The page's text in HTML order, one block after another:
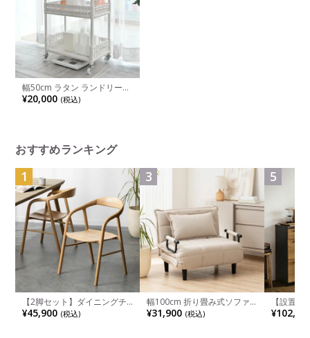
幅50cm ラタン ランドリーワ
ゴン 3段 洗濯ワゴン スリム
洗面所 ワゴン 収納 キャスタ
¥20,000 (税込)
おすすめランキング
1
【2脚セット】ダイニングチ
ェア 木製 LUGA 肘付き チェ
ア 天然木 リビング椅子 板座
¥45,900 (税込)
3
幅100cm 折り畳み式ソファ
ベッド コンパクト リクライ
ニング カウチスタイル 省ス
¥31,900 (税込)
5
【設置
チンカウ
板 引き出